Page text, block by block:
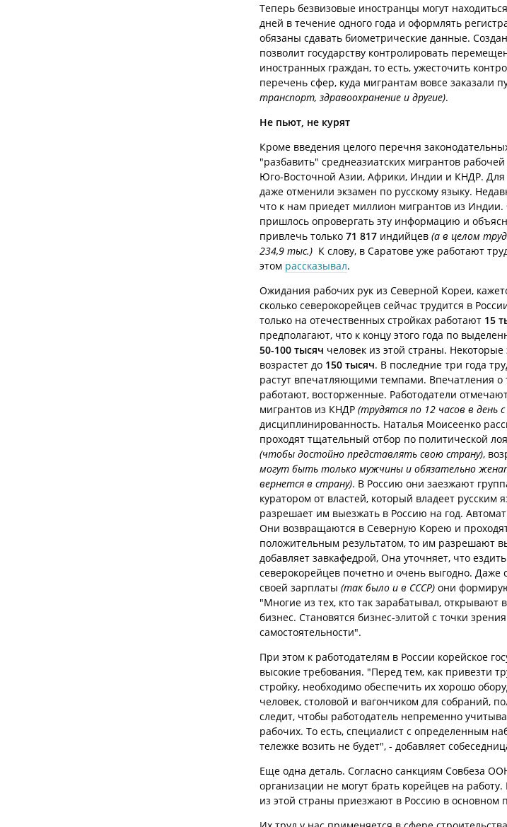
Теперь безвизовые иностранцы могут
дней в течение одного года и оформлять
обязаны сдавать биометрические данные.
позволит государству контролировать
иностранных граждан, то есть, ужесточить
перечень сфер, куда мигрантам вовсе заказали
транспорт, здравоохранение и другие).
Не пьют, не курят
Кроме введения целого перечня
"разбавить" среднеазиатских мигрантов
Юго-Восточной Азии, Африки, Индии и КНДР. Для
даже отменили экзамен по русскому языку.
что к нам приедет миллион мигрантов из
пришлось опровергать эту информацию и
привлечь только 71 817 индийцев (а в целом
234,9 тыс.) К слову, в Саратове уже работают
этом рассказывал.
Ожидания рабочих рук из Северной Кореи,
сколько северокорейцев сейчас трудится в
только на отечественных стройках работают 15
предполагают, что к концу этого года по
50-100 тысяч человек из этой страны.
возрастет до 150 тысяч. В последние три года
растут впечатляющими темпами. Впечатления о
работают, восторженные. Работодатели
мигрантов из КНДР (трудятся по 12 часов в день
дисциплинированность. Наталья Моисеенко
проходят тщательный отбор по политической
(чтобы достойно представлять свою страну),
могут быть только мужчины и обязательно
вернется в страну). В Россию они заезжают
куратором от властей, который владеет русским
разрешает им выезжать в Россию на год.
Они возвращаются в Северную Корею и
положительным результатом, то им разрешают
добавляет завкафедрой, Она уточняет, что
северокорейцев почетно и очень выгодно. Даже
своей зарплаты (так было и в СССР) они
"Многие из тех, кто так зарабатывал,
бизнес. Становятся бизнес-элитой с точки
самостоятельности".
При этом к работодателям в России корейское
высокие требования. "Перед тем, как привезти
стройку, необходимо обеспечить их хорошо
человек, столовой и вагончиком для собраний,
следит, чтобы работодатель непременно
рабочих. То есть, специалист с определенным
тележке возить не будет", - добавляет
Еще одна деталь. Согласно санкциям Совбеза
организации не могут брать корейцев на
из этой страны приезжают в Россию в основном